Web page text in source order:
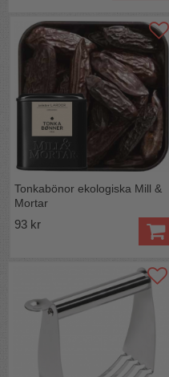
Tonkabönor ekologiska Mill &
Mortar
93 kr